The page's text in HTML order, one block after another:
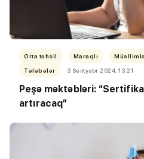
Orta təhsil Maraqlı
Tələbələr
3 Sentyabr 2024, 13:21
Peşə məktəbləri:
artıracaq”